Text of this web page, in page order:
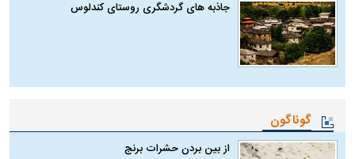
جاذبه های گردشگری روستای کندلوس
گوناگون
از بین بردن حشرات برنج